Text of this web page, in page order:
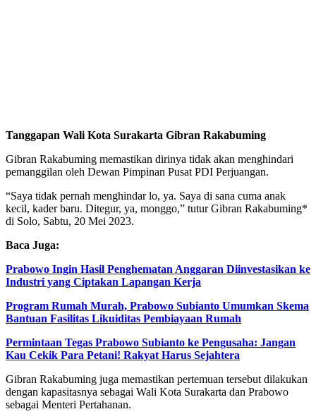
Tanggapan Wali Kota Surakarta Gibran Rakabuming
Gibran Rakabuming memastikan dirinya tidak akan menghindari
pemanggilan oleh Dewan Pimpinan Pusat PDI Perjuangan.
“Saya tidak pernah menghindar lo, ya. Saya di sana cuma anak
kecil, kader baru. Ditegur, ya, monggo,” tutur Gibran Rakabuming*
di Solo, Sabtu, 20 Mei 2023.
Baca Juga:
Prabowo Ingin Hasil Penghematan Anggaran Diinvestasikan ke
Industri yang Ciptakan Lapangan Kerja
Program Rumah Murah, Prabowo Subianto Umumkan Skema
Bantuan Fasilitas Likuiditas Pembiayaan Rumah
Permintaan Tegas Prabowo Subianto ke Pengusaha: Jangan
Kau Cekik Para Petani! Rakyat Harus Sejahtera
Gibran Rakabuming juga memastikan pertemuan tersebut dilakukan
dengan kapasitasnya sebagai Wali Kota Surakarta dan Prabowo
sebagai Menteri Pertahanan.